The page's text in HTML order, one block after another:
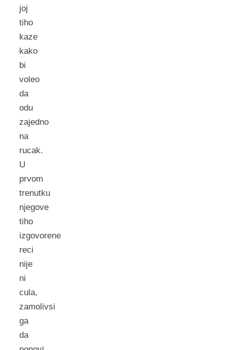
joj
tiho
kaze
kako
bi
voleo
da
odu
zajedno
na
rucak.
U
prvom
trenutku
njegove
tiho
izgovorene
reci
nije
ni
cula,
zamolivsi
ga
da